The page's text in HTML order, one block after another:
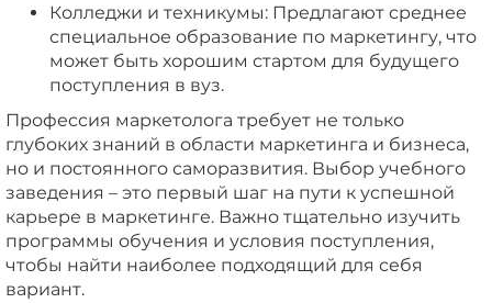
Колледжи и техникумы: Предлагают среднее
специальное образование по маркетингу, что
может быть хорошим стартом для будущего
поступления в вуз.
Профессия маркетолога требует не только
глубоких знаний в области маркетинга и бизнеса,
но и постоянного саморазвития. Выбор учебного
заведения – это первый шаг на пути к успешной
карьере в маркетинге. Важно тщательно изучить
программы обучения и условия поступления,
чтобы найти наиболее подходящий для себя
вариант.